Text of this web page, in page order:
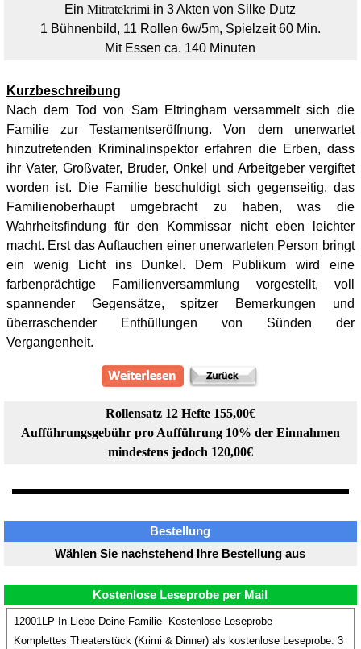
EinMitratekrimi in 3 Akten von Silke Dutz
1 Bühnenbild, 11 Rollen 6w/5m, Spielzeit 60 Min.
Mit Essen ca. 140 Minuten
Kurzbeschreibung
Nach dem Tod von Sam Eltringham versammelt sich die
Familie zur Testamentseröffnung. Von dem unerwartet
hinzutretenden Kriminalinspektor erfahren die Erben, dass
ihr Vater, Großvater, Bruder, Onkel und Arbeitgeber vergiftet
worden ist. Die Familie beschuldigt sich gegenseitig, das
Familienoberhaupt umgebracht zu haben, was die
Wahrheitsfindung für den Kommissar nicht eben leichter
macht. Erst das Auftauchen einer unerwarteten Person bringt
ein wenig Licht ins Dunkel. Dem Publikum wird eine
farbenprächtige Familienversammlung vorgestellt, voll
spannender Gegensätze, spitzer Bemerkungen und
überraschender Enthüllungen von Sünden der
Vergangenheit.
Rollensatz 12 Hefte 155,00€
Aufführungsgebühr pro Aufführung 10% der Einnahmen
mindestens jedoch 120,00€
Bestellung
Wählen Sie nachstehend Ihre Bestellung aus
Kostenlose Leseprobe per Mail
12001LP In Liebe-Deine Familie -Kostenlose Leseprobe
Komplettes Theaterstück (Krimi & Dinner) als kostenlose Leseprobe. 3